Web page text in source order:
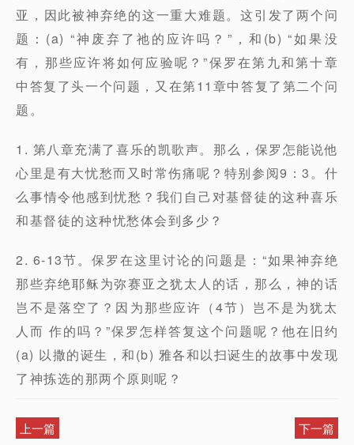
亚，因此被神弃绝的这一重大难题。这引发了两个问
题：(a) “神废弃了祂的应许吗？”，和(b) “如果没
有，那些应许将如何应验呢？”保罗在第九和第十章
中答复了头一个问题，又在第11章中答复了第二个问
题。
1. 第八章充满了喜乐的凯歌声。那么，保罗怎能说他
心里是有大忧愁而又时常伤痛呢？特别参阅9：3。什
么事情令他感到忧愁？我们自己对基督徒的这种喜乐
和基督徒的这种忧愁体会到多少？
2. 6-13节。保罗在这里讨论的问题是：“如果神弃绝
那些弃绝耶稣为弥赛亚之犹太人的话，那么，神的话
岂不是落空了？因为那些应许（4节）岂不是为犹太
人而 作的吗？”保罗怎样答复这个问题呢？他在旧约
(a) 以撒的诞生，和(b) 雅各和以扫诞生的故事中发现
了神拣选的那两个原则呢？
上一篇 下一篇